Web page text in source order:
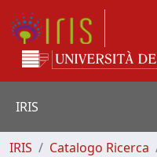
IRIS
IRIS Catalogo Ricerca